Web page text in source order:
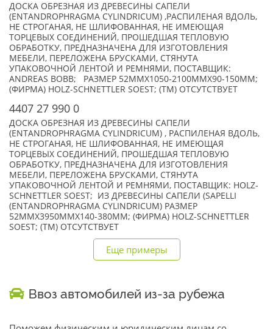
ДОСКА ОБРЕЗНАЯ ИЗ ДРЕВЕСИНЫ САПЕЛИ
(ENTANDROPHRAGMA CYLINDRICUM) ,РАСПИЛЕНАЯ ВДОЛЬ,
НЕ СТРОГАНАЯ, НЕ ШЛИФОВАННАЯ, НЕ ИМЕЮЩАЯ
ТОРЦЕВЫХ СОЕДИНЕНИЙ, ПРОШЕДШАЯ ТЕПЛОВУЮ
ОБРАБОТКУ, ПРЕДНАЗНАЧЕНА ДЛЯ ИЗГОТОВЛЕНИЯ
МЕБЕЛИ, ПЕРЕЛОЖЕНА БРУСКАМИ, СТЯНУТА
УПАКОВОЧНОЙ ЛЕНТОЙ И РЕМНЯМИ, ПОСТАВЩИК:
ANDREAS BOBB; РАЗМЕР 52MMX1050-2100MMX90-150MM;
(ФИРМА) HOLZ-SCHNETTLER SOEST; (TM) ОТСУТСТВУЕТ
4407 27 990 0
ДОСКА ОБРЕЗНАЯ ИЗ ДРЕВЕСИНЫ САПЕЛИ
(ENTANDROPHRAGMA CYLINDRICUM) , РАСПИЛЕНАЯ ВДОЛЬ,
НЕ СТРОГАНАЯ, НЕ ШЛИФОВАННАЯ, НЕ ИМЕЮЩАЯ
ТОРЦЕВЫХ СОЕДИНЕНИЙ, ПРОШЕДШАЯ ТЕПЛОВУЮ
ОБРАБОТКУ, ПРЕДНАЗНАЧЕНА ДЛЯ ИЗГОТОВЛЕНИЯ
МЕБЕЛИ, ПЕРЕЛОЖЕНА БРУСКАМИ, СТЯНУТА
УПАКОВОЧНОЙ ЛЕНТОЙ И РЕМНЯМИ, ПОСТАВЩИК: HOLZ-
SCHNETTLER SOEST; ИЗ ДРЕВЕСИНЫ САПЕЛИ (SAPELLI
(ENTANDROPHRAGMA CYLINDRICUM) РАЗМЕР
52MMX3950MMX140-380MM; (ФИРМА) HOLZ-SCHNETTLER
SOEST; (TM) ОТСУТСТВУЕТ
Еще примеры
Ввоз автомобилей из-за рубежа